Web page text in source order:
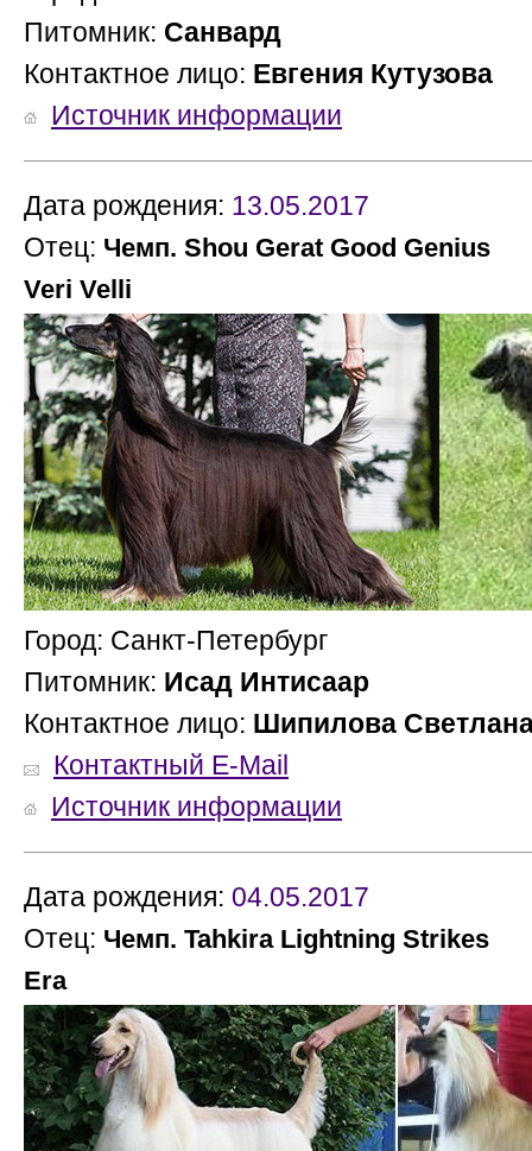
Питомник: Санвард
Контактное лицо: Евгения Кутузова
Источник информации
Дата рождения: 13.05.2017
Отец: Чемп. Shou Gerat Good Genius
Veri Velli
Город: Санкт-Петербург
Питомник: Исад Интисаар
Контактное лицо: Шипилова
Контактный E-Mail
Источник информации
Дата рождения: 04.05.2017
Отец: Чемп. Tahkira Lightning Strikes
Era